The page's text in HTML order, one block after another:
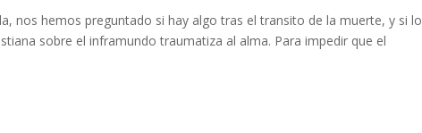
nos hemos preguntado si hay algo tras el transito de la muerte, y si lo
sobre el inframundo traumatiza al alma. Para impedir que el